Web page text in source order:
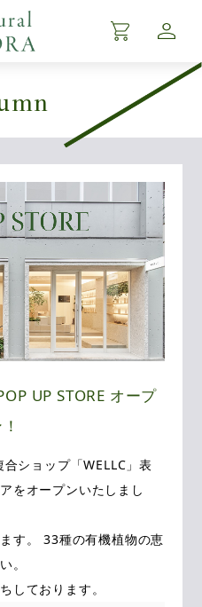
UP STORE オープ
ショップ「WELLC」表
をオープンいたしまし
す。 33種の有機植物の恵
。
しております。